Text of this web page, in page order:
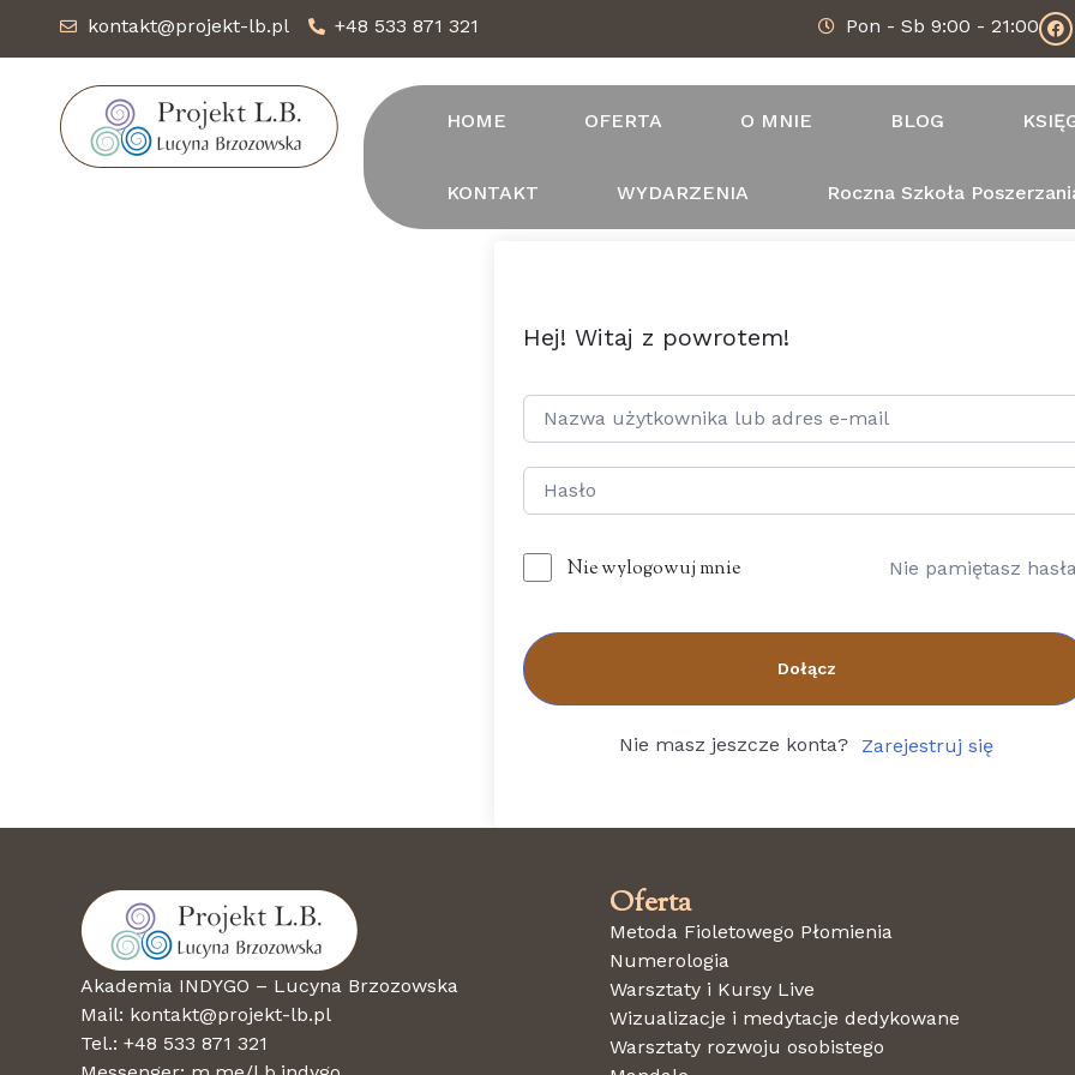
kontakt@projekt-lb.pl +48 533 871 321 Pon - Sb 9:00 - 21:00
HOME OFERTA O MNIE BLOG
KONTAKT WYDARZENIA Roczna Szkoła
Hej! Witaj z powrotem!
Nie wylogowuj mnie Nie pamiętasz
Dołącz
Nie masz jeszcze konta? Zarejestruj się
Akademia INDYGO – Lucyna Brzozowska
Mail: kontakt@projekt-lb.pl
Tel.: +48 533 871 321
Oferta
Metoda Fioletowego Płomienia
Numerologia
Warsztaty i Kursy Live
Wizualizacje i medytacje dedykowane
Warsztaty rozwoju osobistego